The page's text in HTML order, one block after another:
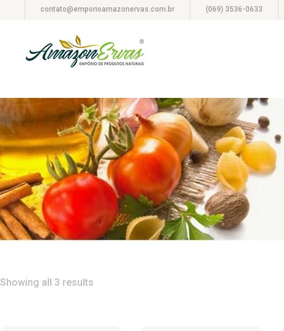
contato@emporioamazonervas.com.br (069) 3536-0633
Showing all 3 results